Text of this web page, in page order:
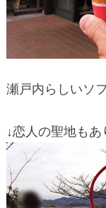
瀬戸内らしいソ
↓恋人の聖地もあ